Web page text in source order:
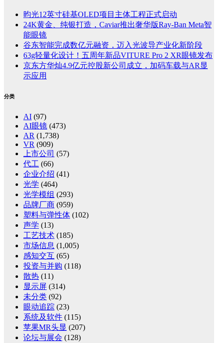
昀光12英寸硅基OLED项目主体工程正式启动
24K黄金、纯银打造，Caviar推出奢华版Ray-Ban Meta智
能眼镜
谷东智能完成数亿元融资，迈入光波导产业化新阶段
63g轻量化设计！五周年新品VITURE Pro 2 XR眼镜发布
京东方华灿4.9亿元控股新公司成立，加码车载与AR显
示应用
分类
AI (97)
AI眼镜 (473)
AR (1,738)
VR (909)
上市公司 (57)
代工 (66)
企业介绍 (41)
光学 (464)
光学模组 (293)
品牌厂商 (959)
塑料与弹性体 (102)
声学 (13)
工艺技术 (185)
市场信息 (1,005)
感知交互 (65)
投资与并购 (118)
散热 (11)
显示屏 (314)
未分类 (92)
眼动追踪 (23)
系统及软件 (115)
苹果MR头显 (207)
论坛与展会 (128)